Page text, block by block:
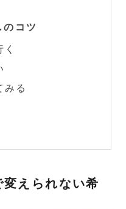
コツ
みる
変えられない希